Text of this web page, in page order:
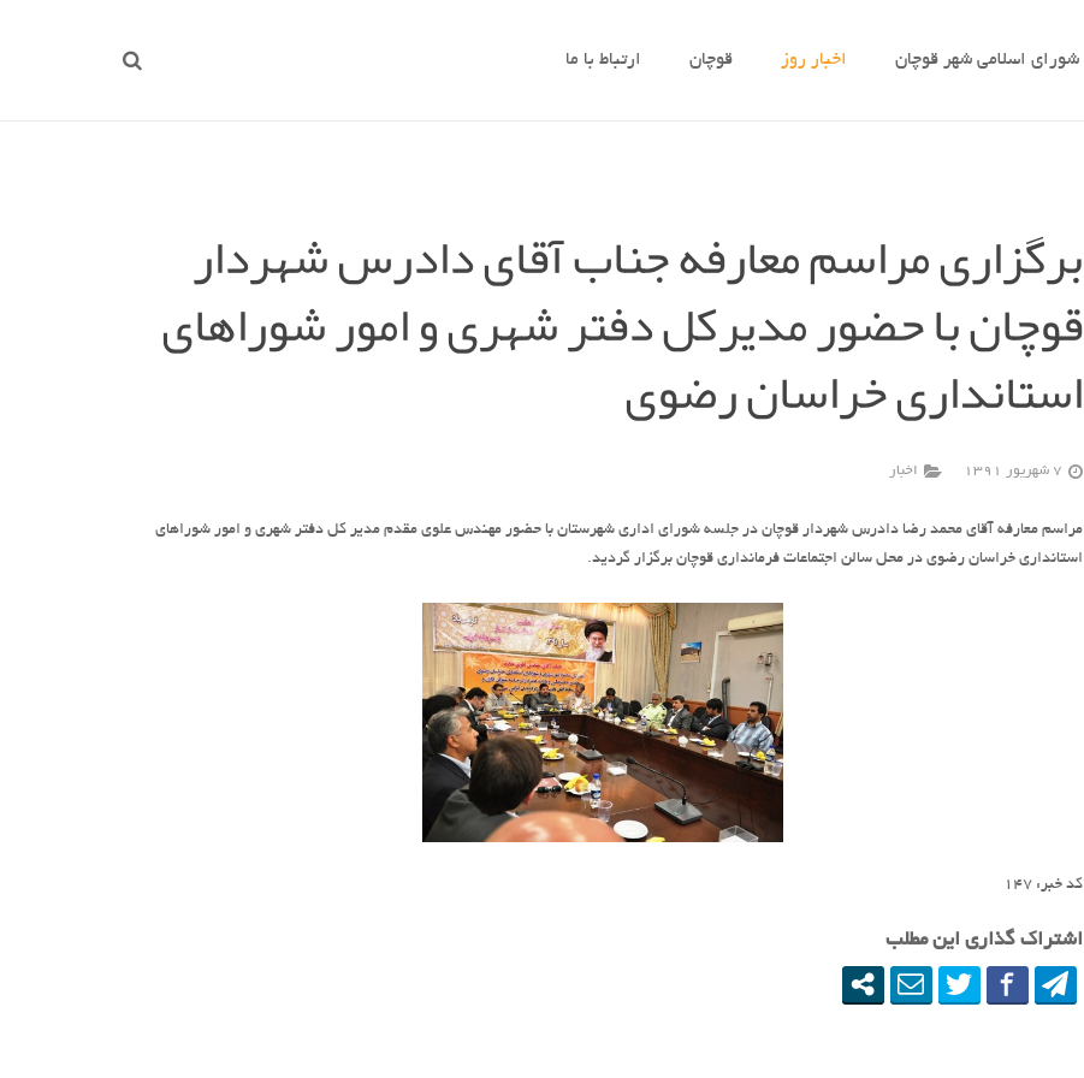
شورای اسلامی شهر قوچان اخبار روز قوچان ارتباط با ما
برگزاری مراسم معارفه جناب آقای دادرس شهردار
قوچان با حضور مدیرکل دفتر شهری و امور شوراهای
استانداری خراسان رضوی
7 شهریور 1391 اخبار
مراسم معارفه آقای محمد رضا دادرس شهردار قوچان در جلسه شورای اداری شهرستان با حضور مهندس علوی مقدم مدیر کل دفتر شهری و امور شوراهای
استانداری خراسان رضوی در محل سالن اجتماعات فرمانداری قوچان برگزار گردید.
کد خبر: ١۴٧
اشتراک گذاری این مطلب